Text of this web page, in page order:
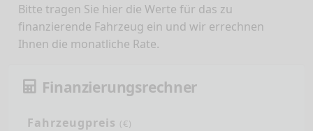
Bitte tragen Sie hier die Werte für das zu
finanzierende Fahrzeug ein und wir errechnen
Ihnen die monatliche Rate.
Finanzierungsrechner
Fahrzeugpreis (€)